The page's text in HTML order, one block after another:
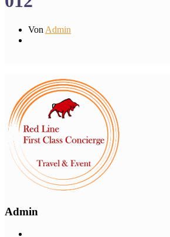
Von Admin
Admin